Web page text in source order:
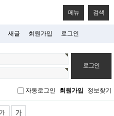
메뉴 검색
새글 회원가입 로그인
자동로그인 회원가입 정보찾기